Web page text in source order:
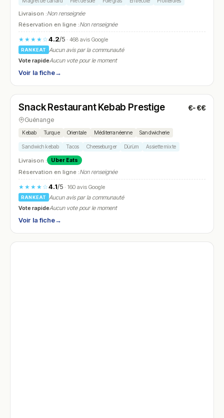
Livraison :Non renseignée
Réservation en ligne :Non renseignée
★★★★☆4.2/5· 468 avis Google
RANKEAT
Aucun avis par la communauté
Vote rapideAucun vote pour le moment
Voir la fiche→
N° 7
Snack Restaurant Kebab Prestige €-€€
Guénange
Kebab Turque Orientale Méditerranéenne Sandwicherie
Sandwich kebab Tacos Cheeseburger Dürüm Assiette mixte
Livraison : Uber Eats
Réservation en ligne :Non renseignée
★★★★☆4.1/5· 160 avis Google
RANKEAT
Aucun avis par la communauté
Vote rapideAucun vote pour le moment
Voir la fiche→